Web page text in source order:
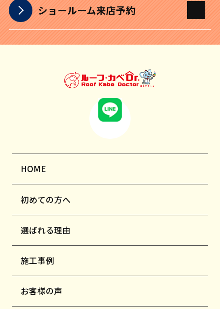
ショールーム来店予約
HOME
初めての方へ
選ばれる理由
施工事例
お客様の声